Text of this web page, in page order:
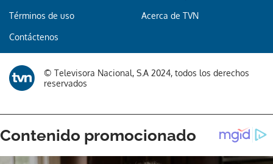
Términos de uso Acerca de TVN
Contáctenos
© Televisora Nacional, S.A 2024, todos los derechos
reservados